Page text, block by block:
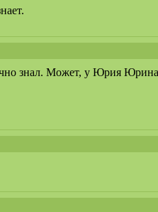
знал. Может, у Юрия